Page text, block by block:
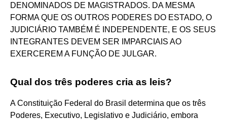
DENOMINADOS DE MAGISTRADOS. DA MESMA
FORMA QUE OS OUTROS PODERES DO ESTADO, O
JUDICIÁRIO TAMBÉM É INDEPENDENTE, E OS SEUS
INTEGRANTES DEVEM SER IMPARCIAIS AO
EXERCEREM A FUNÇÃO DE JULGAR.
Qual dos três poderes cria as leis?
A Constituição Federal do Brasil determina que os três
Poderes, Executivo, Legislativo e Judiciário, embora